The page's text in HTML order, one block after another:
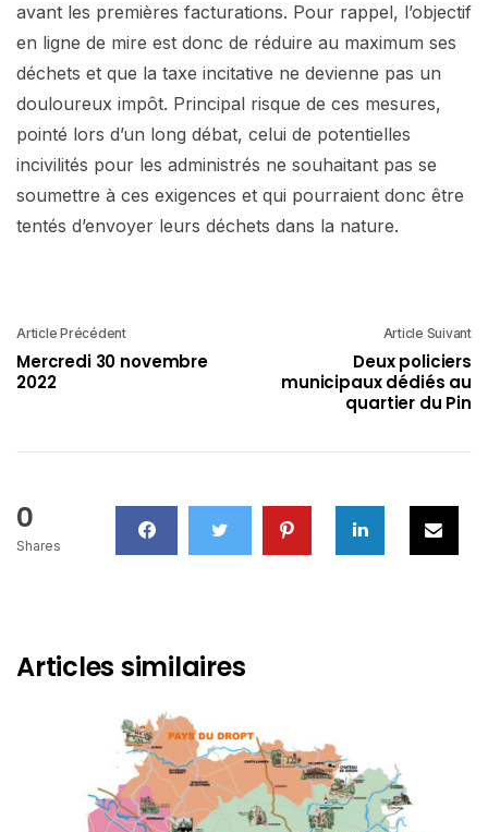
avant les premières facturations. Pour rappel, l’objectif
en ligne de mire est donc de réduire au maximum ses
déchets et que la taxe incitative ne devienne pas un
douloureux impôt. Principal risque de ces mesures,
pointé lors d’un long débat, celui de potentielles
incivilités pour les administrés ne souhaitant pas se
soumettre à ces exigences et qui pourraient donc être
tentés d’envoyer leurs déchets dans la nature.
Article Précédent
Mercredi 30 novembre
2022
Article Suivant
Deux policiers
municipaux dédiés au
quartier du Pin
0
Shares
Articles similaires